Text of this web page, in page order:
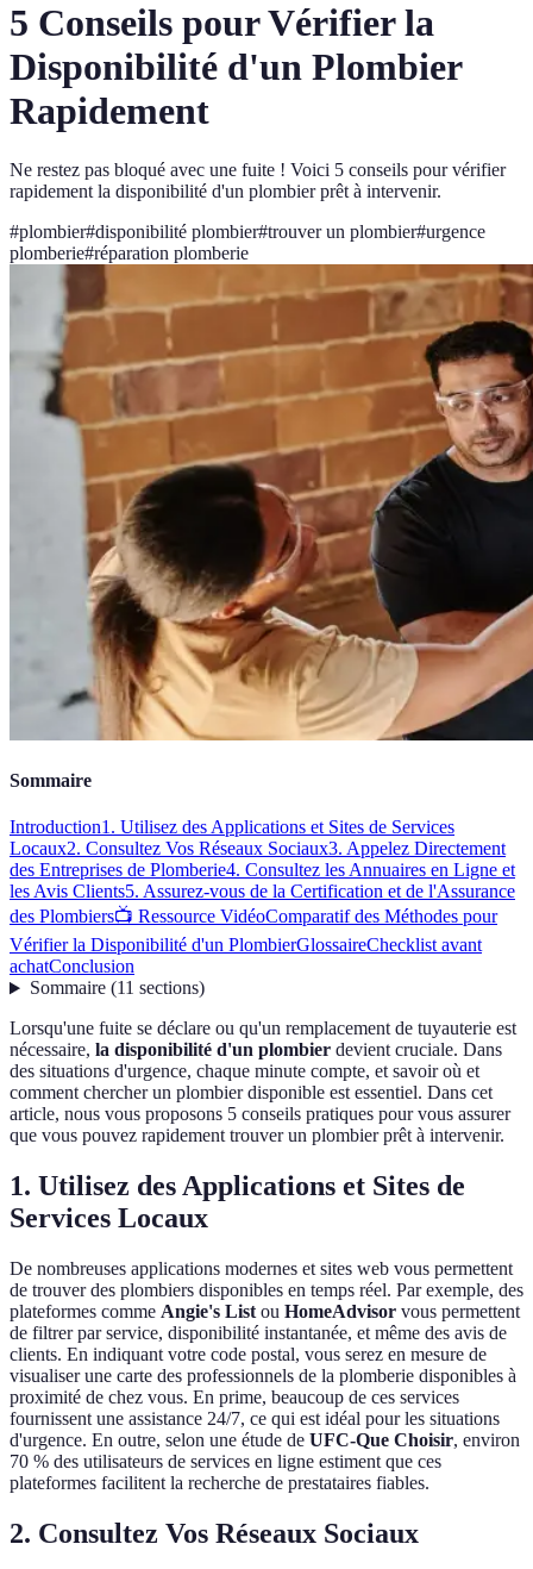
5 Conseils pour Vérifier la
Disponibilité d'un Plombier
Rapidement
Ne restez pas bloqué avec une fuite ! Voici 5 conseils pour vérifier
rapidement la disponibilité d'un plombier prêt à intervenir.
#plombier#disponibilité plombier#trouver un plombier#urgence
plomberie#réparation plomberie
Sommaire
Introduction1. Utilisez des Applications et Sites de Services
Locaux2. Consultez Vos Réseaux Sociaux3. Appelez Directement
des Entreprises de Plomberie4. Consultez les Annuaires en Ligne et
les Avis Clients5. Assurez-vous de la Certification et de l'Assurance
des Plombiers📺 Ressource VidéoComparatif des Méthodes pour
Vérifier la Disponibilité d'un PlombierGlossaireChecklist avant
achatConclusion
Sommaire(11 sections)
Lorsqu'une fuite se déclare ou qu'un remplacement de tuyauterie est
nécessaire, la disponibilité d'un plombier devient cruciale. Dans
des situations d'urgence, chaque minute compte, et savoir où et
comment chercher un plombier disponible est essentiel. Dans cet
article, nous vous proposons 5 conseils pratiques pour vous assurer
que vous pouvez rapidement trouver un plombier prêt à intervenir.
1. Utilisez des Applications et Sites de
Services Locaux
De nombreuses applications modernes et sites web vous permettent
de trouver des plombiers disponibles en temps réel. Par exemple, des
plateformes comme Angie's List ou HomeAdvisor vous permettent
de filtrer par service, disponibilité instantanée, et même des avis de
clients. En indiquant votre code postal, vous serez en mesure de
visualiser une carte des professionnels de la plomberie disponibles à
proximité de chez vous. En prime, beaucoup de ces services
fournissent une assistance 24/7, ce qui est idéal pour les situations
d'urgence. En outre, selon une étude de UFC-Que Choisir, environ
70 % des utilisateurs de services en ligne estiment que ces
plateformes facilitent la recherche de prestataires fiables.
2. Consultez Vos Réseaux Sociaux